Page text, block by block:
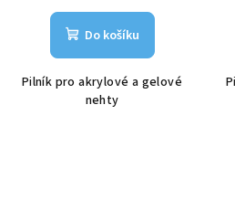
Do košíku
Pilník pro akrylové a gelové
nehty